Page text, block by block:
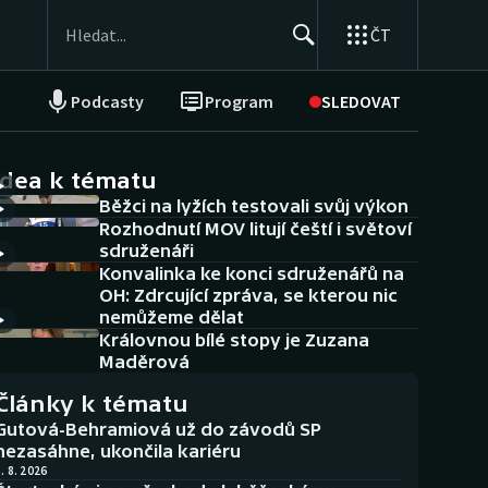
ČT
Podcasty Program SLEDOVAT
NEPŘEHLÉDNĚTE
Historické návraty
Aplikace ČT sport
AZ kvíz
k tématu
Běžci na lyžích testovali svůj výkon
Rozhodnutí MOV litují čeští i světoví
sdruženáři
Konvalinka ke konci sdruženářů na
OH: Zdrcující zpráva, se kterou nic
nemůžeme dělat
Královnou bílé stopy je Zuzana
Maděrová
k tématu
Behramiová už do závodů SP
ukončila kariéru
8. 2026